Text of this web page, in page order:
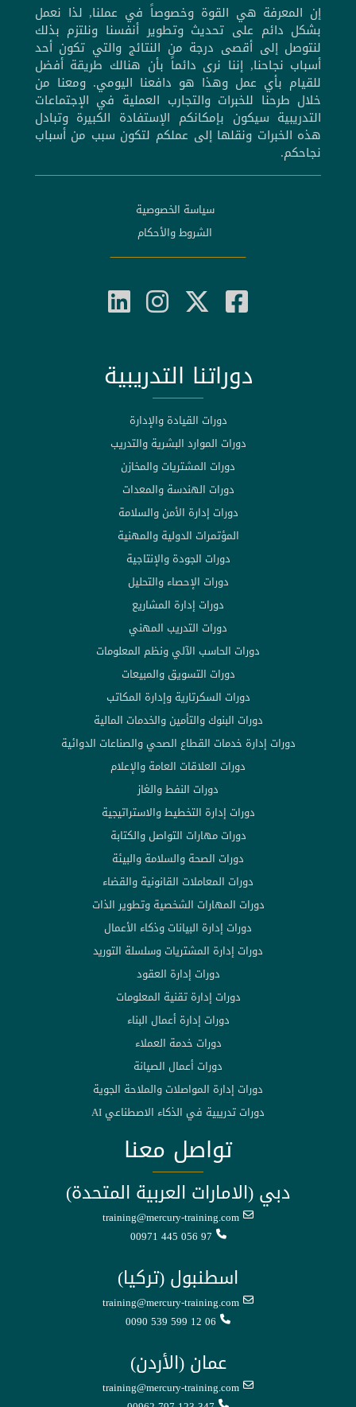
إن المعرفة هي القوة وخصوصاً في عملنا, لذا نعمل
بشكل دائم على تحديث وتطوير أنفسنا ونلتزم بذلك
لنتوصل إلى أقصى درجة من النتائج والتي تكون أحد
أسباب نجاحنا, إننا نرى دائماً بأن هنالك طريقة أفضل
للقيام بأي عمل وهذا هو دافعنا اليومي. ومعنا من
خلال طرحنا للخبرات والتجارب العملية في الإجتماعات
التدريبية سيكون بإمكانكم الإستفادة الكبيرة وتبادل
هذه الخبرات ونقلها إلى عملكم لتكون سبب من أسباب
نجاحكم.
سياسة الخصوصية
الشروط والأحكام
دوراتنا التدريبية
دورات القيادة والإدارة
دورات الموارد البشرية والتدريب
دورات المشتريات والمخازن
دورات الهندسة والمعدات
دورات إدارة الأمن والسلامة
المؤتمرات الدولية والمهنية
دورات الجودة والإنتاجية
دورات الإحصاء والتحليل
دورات إدارة المشاريع
دورات التدريب المهني
دورات الحاسب الآلي ونظم المعلومات
دورات التسويق والمبيعات
دورات السكرتارية وإدارة المكاتب
دورات البنوك والتأمين والخدمات المالية
دورات إدارة خدمات القطاع الصحي والصناعات الدوائية
دورات العلاقات العامة والإعلام
دورات النفط والغاز
دورات إدارة التخطيط والاستراتيجية
دورات مهارات التواصل والكتابة
دورات الصحة والسلامة والبيئة
دورات المعاملات القانونية والقضاء
دورات المهارات الشخصية وتطوير الذات
دورات إدارة البيانات وذكاء الأعمال
دورات إدارة المشتريات وسلسلة التوريد
دورات إدارة العقود
دورات إدارة تقنية المعلومات
دورات إدارة أعمال البناء
دورات خدمة العملاء
دورات أعمال الصيانة
دورات إدارة المواصلات والملاحة الجوية
دورات تدريبية في الذكاء الاصطناعي AI
تواصل معنا
دبي (الامارات العربية المتحدة)
training@mercury-training.com
00971 445 056 97
اسطنبول (تركيا)
training@mercury-training.com
0090 539 599 12 06
عمان (الأردن)
training@mercury-training.com